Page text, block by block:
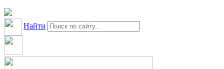
Найти